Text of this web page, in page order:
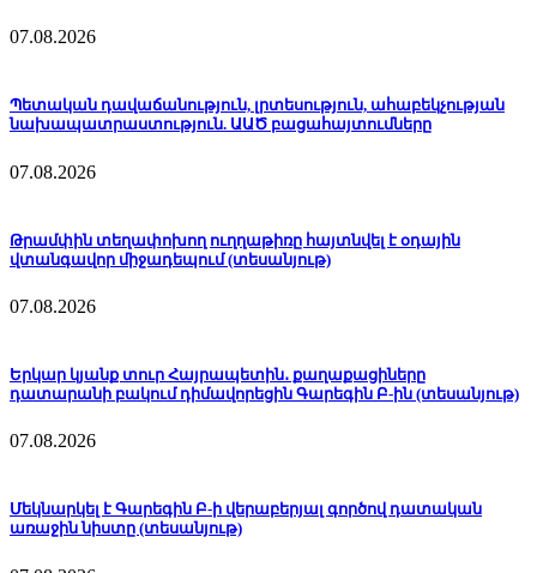
07.08.2026
Պետական դավաճանություն, լրտեսություն, ահաբեկչության
նախապատրաստություն. ԱԱԾ բացահայտումները
07.08.2026
Թրամփին տեղափոխող ուղղաթիռը հայտնվել է օդային
վտանգավոր միջադեպում (տեսանյութ)
07.08.2026
Երկար կյանք տուր Հայրապետին․ քաղաքացիները
դատարանի բակում դիմավորեցին Գարեգին Բ-ին (տեսանյութ)
07.08.2026
Մեկնարկել է Գարեգին Բ-ի վերաբերյալ գործով դատական
առաջին նիստը (տեսանյութ)